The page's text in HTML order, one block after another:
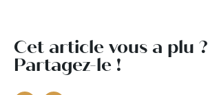
Cet article vous a plu ?
Partagez-le !